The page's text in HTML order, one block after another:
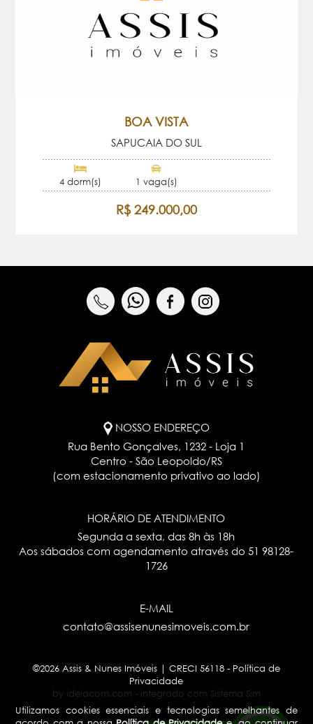
Utilizamos cookies essenciais e tecnologias semelhantes de
BOA VISTA
SAPUCAIA DO SUL
4 dorm(s) 1 vaga(s)
R$ 249.000,00
NOSSO ENDEREÇO
Rua Bento Gonçalves, 1232 - Loja 1
Centro - São Leopoldo/RS
(com estacionamento privativo ao lado)
HORÁRIO DE ATENDIMENTO
Segunda a sexta, das 8h às 18h
Aos sábados com agendamento através do51 98128-
1726
E-MAIL
contato@assisenunesimoveis.com.br
©2026 Assis & Nunes Imóveis | CRECI 56118 - Política de
Privacidade
by ideiacom.com - integrado com Sistema Sim